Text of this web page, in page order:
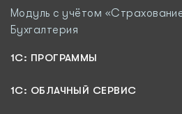
Модуль c учётом
Бухгалтерия
1С: ПРОГРАММЫ
1C: ОБЛАЧНЫЙ СЕРВИС